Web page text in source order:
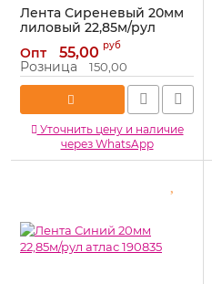
Лента Сиреневый 20мм
лиловый 22,85м/рул
Артикул: 192191
Опт 55,00 руб
Розница 150,00
Уточнить цену и наличие
через WhatsApp